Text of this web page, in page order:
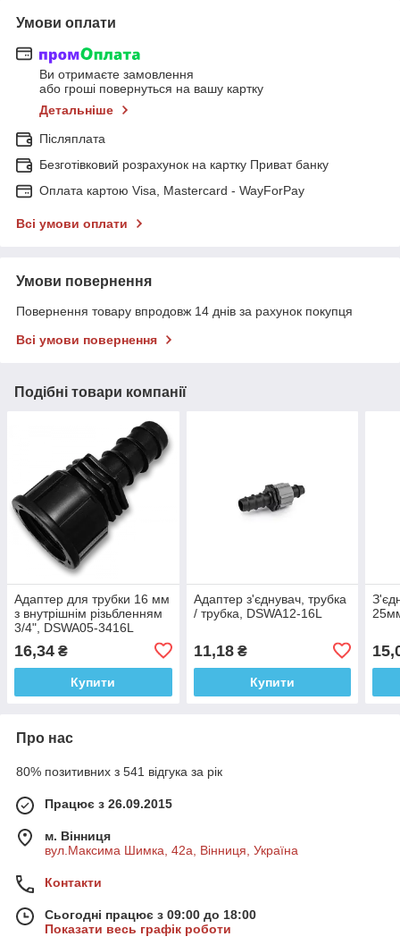
Умови оплати
Ви отримаєте замовлення
або гроші повернуться на вашу картку
Детальніше
Післяплата
Безготівковий розрахунок на картку Приват банку
Оплата картою Visa, Mastercard - WayForPay
Всі умови оплати
Умови повернення
Повернення товару впродовж 14 днів за рахунок покупця
Всі умови повернення
Подібні товари компанії
Адаптер для трубки 16 мм
з внутрішнім різьбленням
3/4", DSWA05-3416L
16,34 ₴
Купити
Адаптер з'єднувач, трубка
/ трубка, DSWA12-16L
11,18₴
Купити
Про нас
80% позитивних з 541 відгука за рік
Працює з 26.09.2015
м. Вінниця
вул.Максима Шимка, 42а, Вінниця, Україна
Контакти
Сьогодні працює з 09:00 до 18:00
Показати весь графік роботи